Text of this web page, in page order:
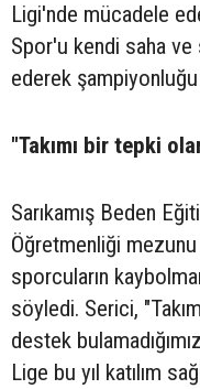
Ligi'nde mücadele
Spor'u kendi saha
ederek
"Takımı bir tepki
Sarıkamış Beden
Öğretmenliği
sporcuların
söyledi. Serici,
destek
Lige bu yıl katılım